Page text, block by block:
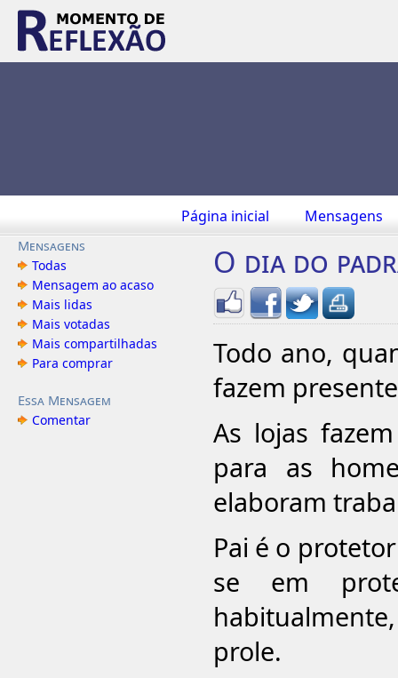
Página inicial Mensagens
Mensagens
Todas
Mensagem ao acaso
Mais lidas
Mais votadas
Mais compartilhadas
Para comprar
Essa Mensagem
Comentar
O dia do
Todo ano,
fazem
As lojas
para as
elaboram
Pai é o
se em
prole.